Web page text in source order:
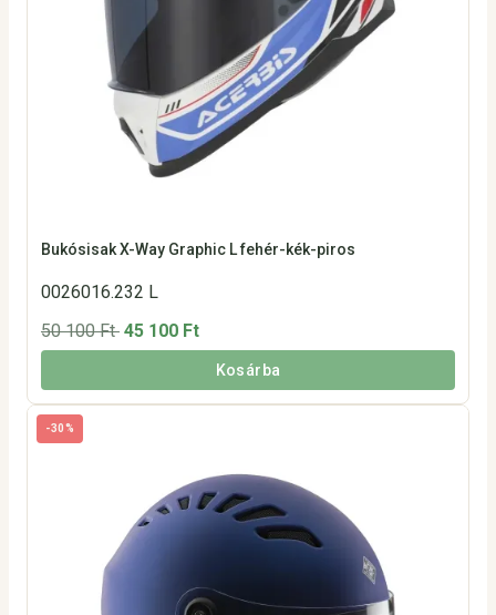
Bukósisak X-Way Graphic L fehér-kék-piros
0026016.232 L
50 100 Ft 45 100 Ft
Kosárba
-30%